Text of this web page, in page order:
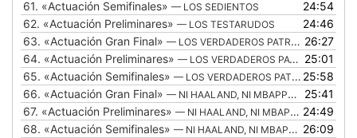
61. «Actuación Semifinales» — LOS SEDIENTOS
24:54
62. «Actuación Preliminares» — LOS TESTARUDOS
24:46
63. «Actuación Gran Final» — LOS VERDADEROS PATRONOS
26:27
64. «Actuación Preliminares» — LOS VERDADEROS PATRONOS
25:01
65. «Actuación Semifinales» — LOS VERDADEROS PATRONOS
25:58
66. «Actuación Gran Final» — NI HAALAND, NI MBAPPE, SOY MÁS DE KANOUTE
25:41
67. «Actuación Preliminares» — NI HAALAND, NI MBAPPÉ, SOY MÁS_DE KANOUTÉ
24:49
68. «Actuación Semifinales» — NI HAALAND, NI MBAPPÉ, SOY MÁS_DE KANOUTÉ
26:09